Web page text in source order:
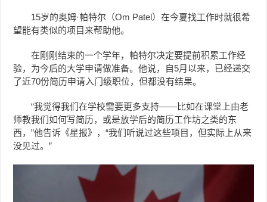
15岁的奥姆·帕特尔（Om Patel）在今夏找工作时就很希
望能有类似的项目来帮助他。
在刚刚结束的一个学年，帕特尔决定要提前积累工作经
验，为今后的大学申请做准备。他说，自5月以来，已经递交
了近70份简历申请入门级职位，但都没有结果。
“我觉得我们在学校需要更多支持——比如在课堂上由老
师教我们如何写简历，或是放学后的简历工作坊之类的东
西，”他告诉《星报》，“我们听说过这些项目，但实际上从来
没见过。”